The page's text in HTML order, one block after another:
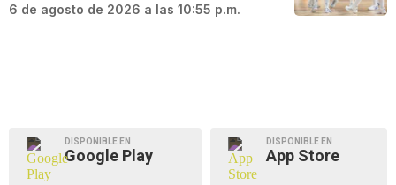
6 de agosto de 2026 a las 10:55 p.m.
DISPONIBLE EN
Google Play
DISPONIBLE EN
App Store